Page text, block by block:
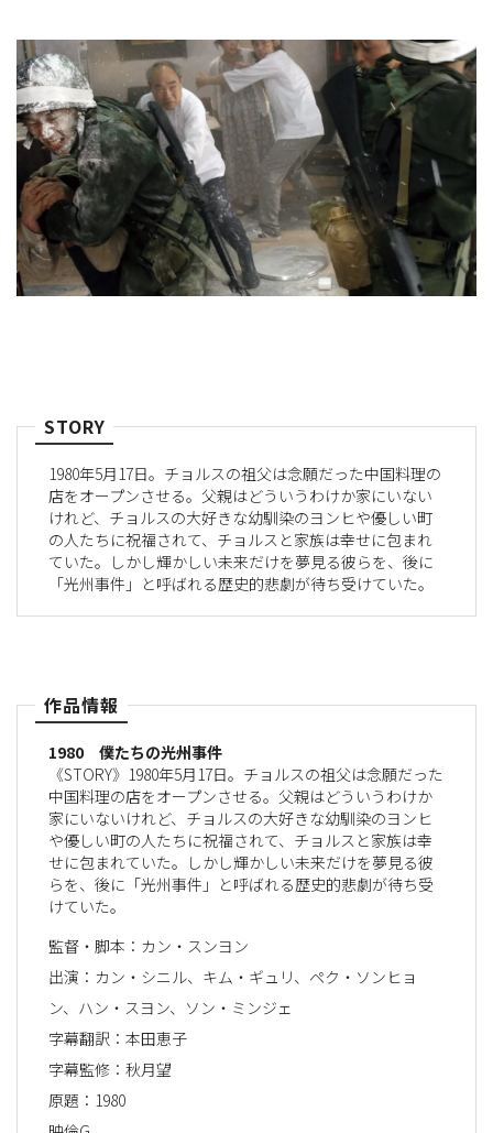
STORY
1980年5月17日。チョルスの祖父は念願だった中国料理の
店をオープンさせる。父親はどういうわけか家にいない
けれど、チョルスの大好きな幼馴染のヨンヒや優しい町
の人たちに祝福されて、チョルスと家族は幸せに包まれ
ていた。しかし輝かしい未来だけを夢見る彼らを、後に
「光州事件」と呼ばれる歴史的悲劇が待ち受けていた。
作品情報
1980 僕たちの光州事件
《STORY》1980年5月17日。チョルスの祖父は念願だった
中国料理の店をオープンさせる。父親はどういうわけか
家にいないけれど、チョルスの大好きな幼馴染のヨンヒ
や優しい町の人たちに祝福されて、チョルスと家族は幸
せに包まれていた。しかし輝かしい未来だけを夢見る彼
らを、後に「光州事件」と呼ばれる歴史的悲劇が待ち受
けていた。
監督・脚本：カン・スンヨン
出演：カン・シニル、キム・ギュリ、ペク・ソンヒョ
ン、ハン・スヨン、ソン・ミンジェ
字幕翻訳：本田恵子
字幕監修：秋月望
原題：1980